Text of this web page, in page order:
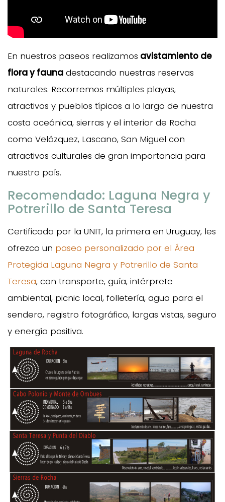
En nuestros paseos realizamos avistamiento de
flora y fauna destacando nuestras reservas
naturales. Recorremos múltiples playas,
atractivos y pueblos típicos a lo largo de nuestra
costa oceánica, sierras y el interior de Rocha
como Velázquez, Lascano, San Miguel con
atractivos culturales de gran importancia para
nuestro país.
Recomendado: Laguna Negra y
Potrerillo de Santa Teresa
Certificada por la UNIT, la primera en Uruguay, les
ofrezco un paseo personalizado por el Área
Protegida Laguna Negra y Potrerillo de Santa
Teresa, con transporte, guía, intérprete
ambiental, picnic local, folletería, agua para el
sendero, registro fotográfico, largas vistas, seguro
y energía positiva.